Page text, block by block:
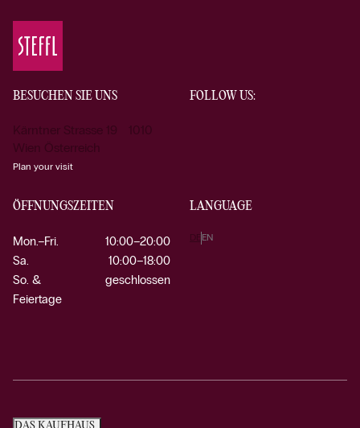
BESUCHEN SIE UNS
Kärntner Strasse 19 1010
Wien Österreich
Plan your visit
FOLLOW US:
ÖFFNUNGSZEITEN
Mon.–Fri.
10:00–20:00
Sa.
10:00–18:00
So. &
Feiertage
geschlossen
LANGUAGE
DE EN
DAS KAUFHAUS